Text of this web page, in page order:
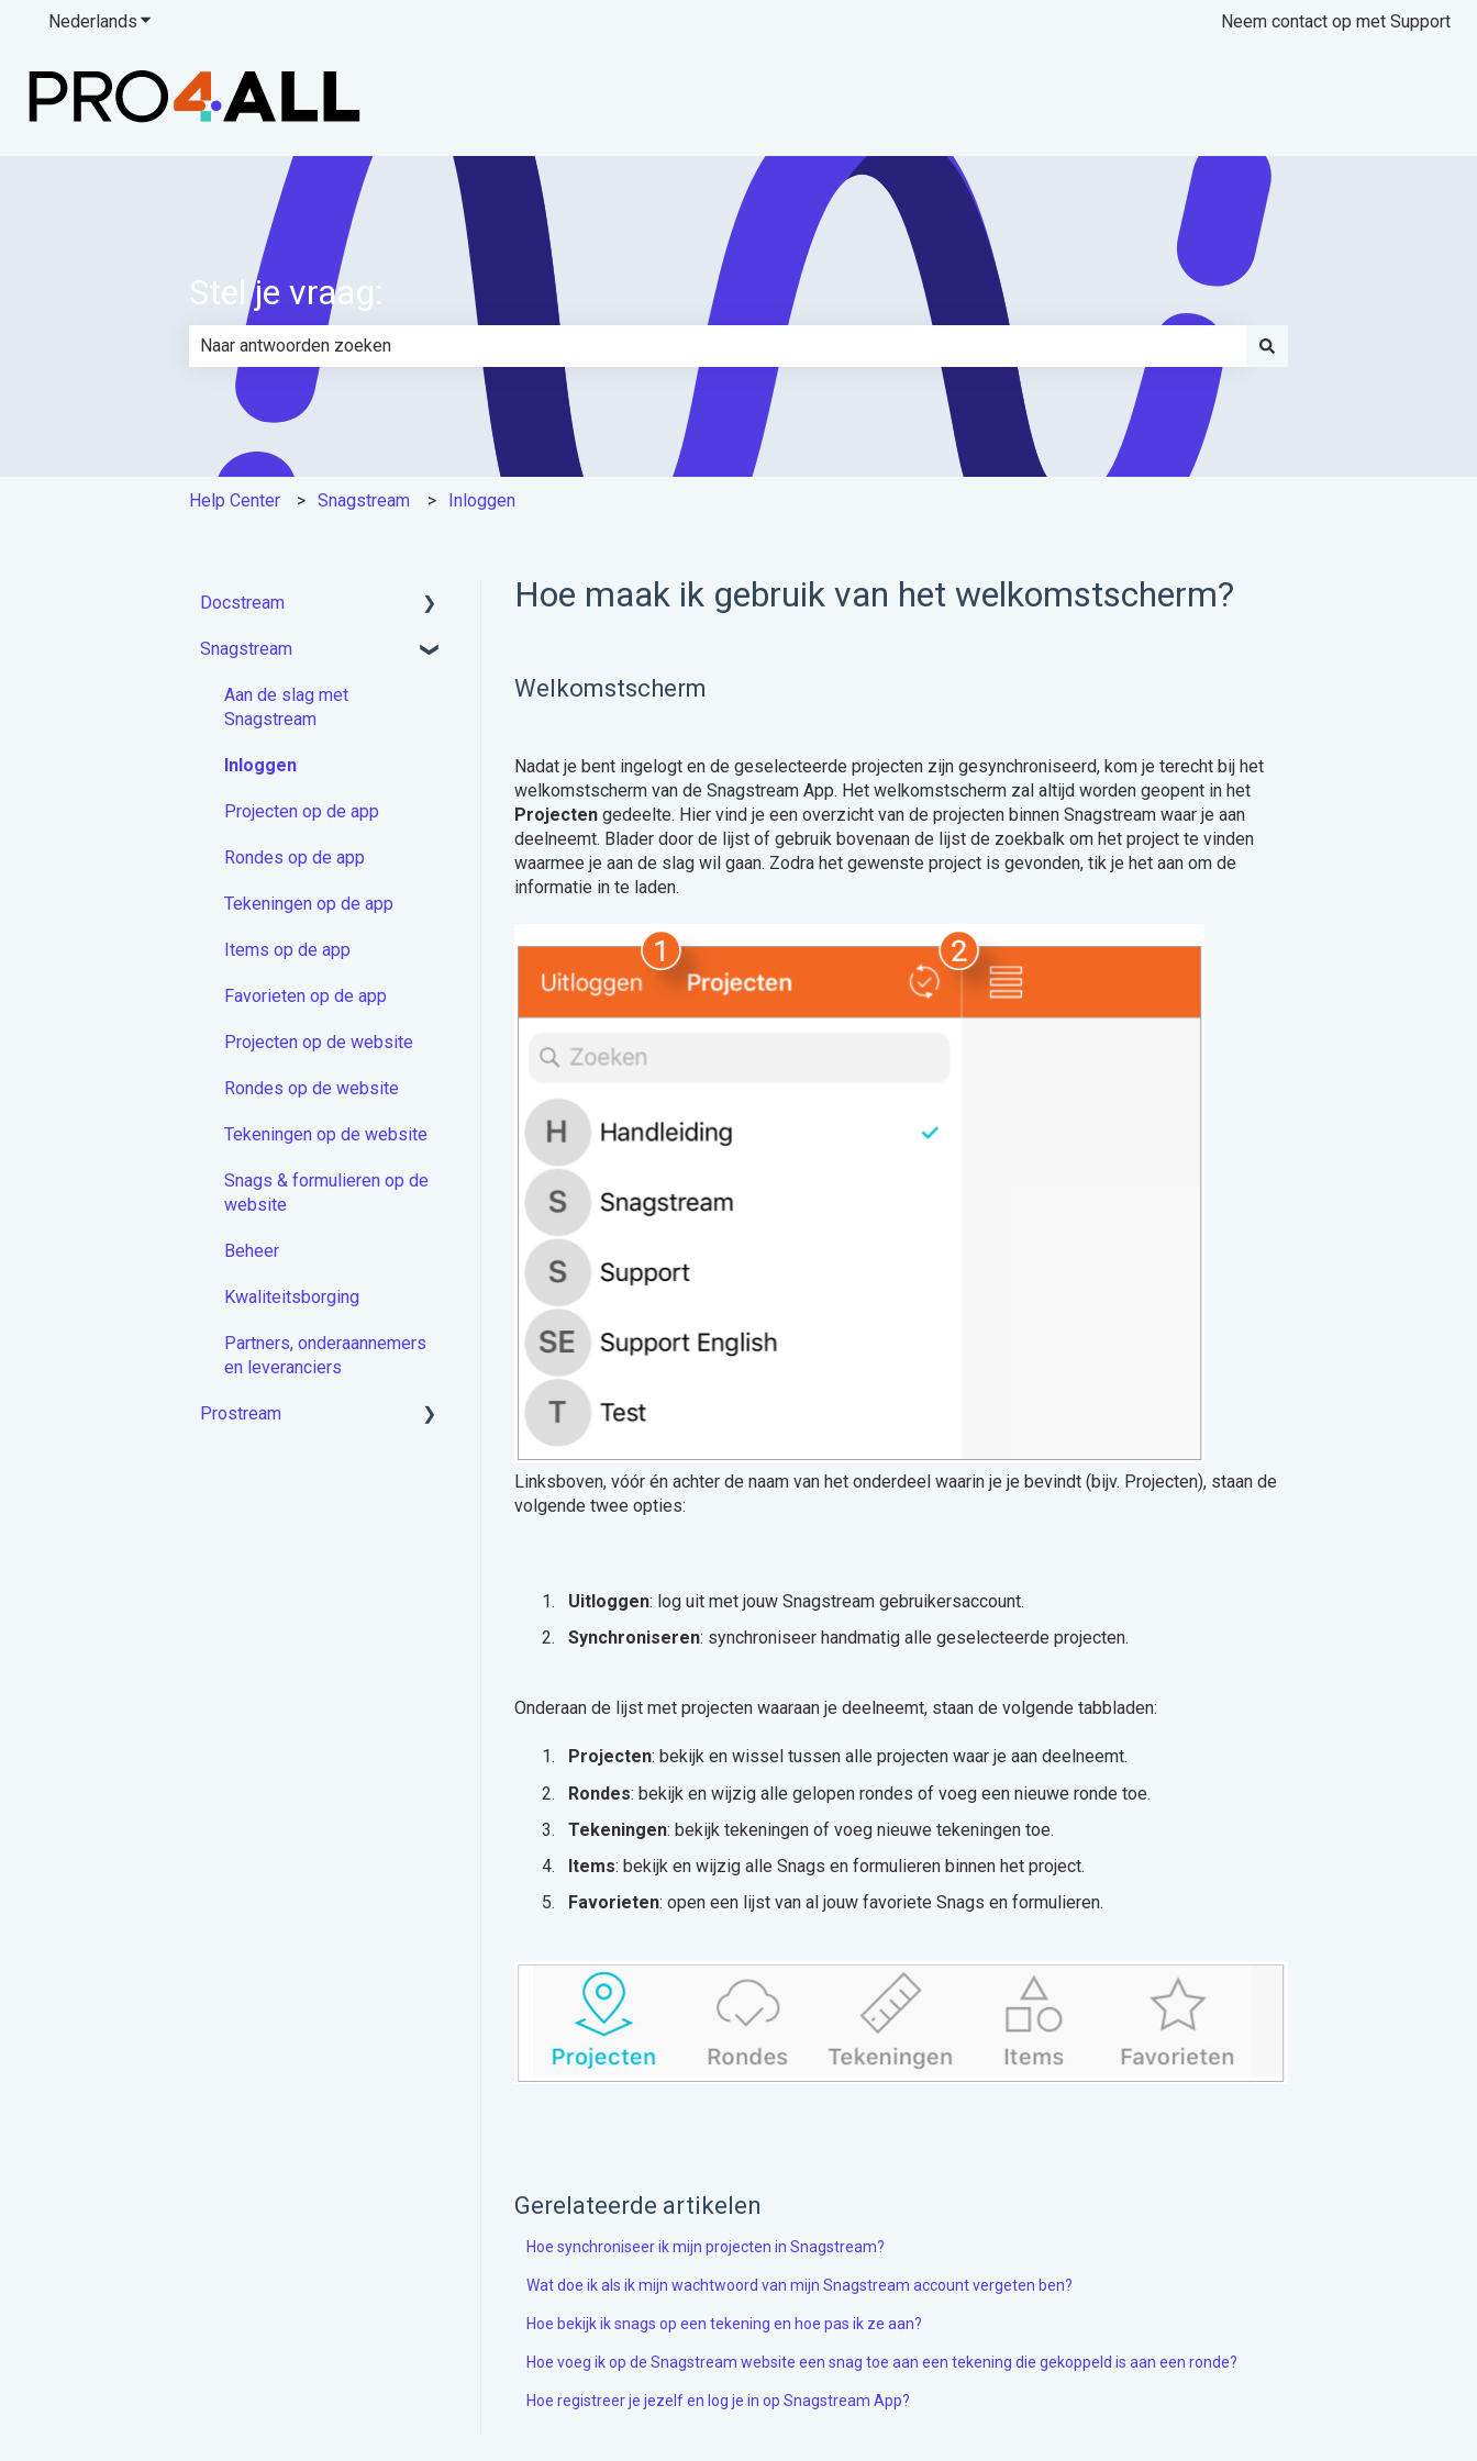
Nederlands Submenu tonen voor vertalingen Neem contact op met Support
Stel je vraag:
Er zijn geen suggesties want het zoekveld is leeg.
Help Center Snagstream Inloggen
Hoe maak ik gebruik van het welkomstscherm?
Welkomstscherm
Nadat je bent ingelogt en de geselecteerde projecten zijn gesynchroniseerd, kom je terecht bij het
welkomstscherm van de Snagstream App. Het welkomstscherm zal altijd worden geopent in het
Projecten gedeelte. Hier vind je een overzicht van de projecten binnen Snagstream waar je aan
deelneemt. Blader door de lijst of gebruik bovenaan de lijst de zoekbalk om het project te vinden
waarmee je aan de slag wil gaan. Zodra het gewenste project is gevonden, tik je het aan om de
informatie in te laden.
Linksboven, vóór én achter de naam van het onderdeel waarin je je bevindt (bijv. Projecten), staan de
volgende twee opties:
Uitloggen: log uit met jouw Snagstream gebruikersaccount.
Synchroniseren: synchroniseer handmatig alle geselecteerde projecten.
Onderaan de lijst met projecten waaraan je deelneemt, staan de volgende tabbladen:
Projecten: bekijk en wissel tussen alle projecten waar je aan deelneemt.
Rondes: bekijk en wijzig alle gelopen rondes of voeg een nieuwe ronde toe.
Tekeningen: bekijk tekeningen of voeg nieuwe tekeningen toe.
Items: bekijk en wijzig alle Snags en formulieren binnen het project.
Favorieten: open een lijst van al jouw favoriete Snags en formulieren.
Gerelateerde artikelen
Hoe synchroniseer ik mijn projecten in Snagstream?
Wat doe ik als ik mijn wachtwoord van mijn Snagstream account vergeten ben?
Hoe bekijk ik snags op een tekening en hoe pas ik ze aan?
Hoe voeg ik op de Snagstream website een snag toe aan een tekening die gekoppeld is aan een ronde?
Hoe registreer je jezelf en log je in op Snagstream App?
Docstream
Aan de slag met
Account activeren &
Overige artikelen
Snagstream
Aan de slag met
Snagstream
Inloggen
Projecten op de app
Rondes op de app
Tekeningen op de app
Items op de app
Favorieten op de app
Projecten op de website
Rondes op de website
Tekeningen op de website
Snags & formulieren op de
website
Beheer
Kwaliteitsborging
Partners, onderaannemers
en leveranciers
Prostream